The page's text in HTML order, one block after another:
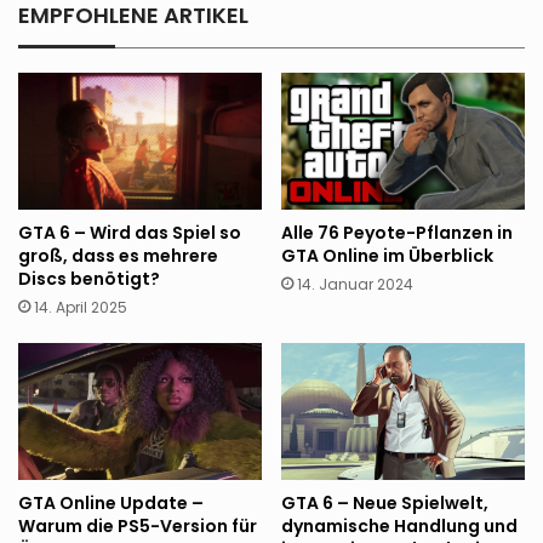
EMPFOHLENE ARTIKEL
GTA 6 – Wird das Spiel so
groß, dass es mehrere
Discs benötigt?
14. April 2025
Alle 76 Peyote-Pflanzen in
GTA Online im Überblick
14. Januar 2024
GTA Online Update –
Warum die PS5-Version für
GTA 6 – Neue Spielwelt,
dynamische Handlung und